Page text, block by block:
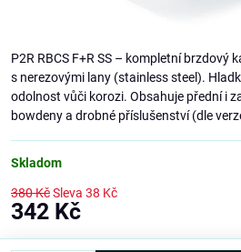
P2R RBCS F+R SS – kompletní brzdový
s nerezovými lany (stainless steel).
odolnost vůči korozi. Obsahuje přední i
bowdeny a drobné příslušenství (dle
Skladom
380 KčSleva 38 Kč
342 Kč